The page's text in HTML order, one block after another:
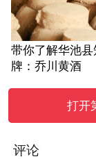
带你了解华池县
牌：乔川黄酒
打开
评论